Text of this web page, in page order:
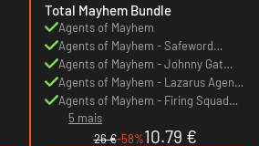
Total Mayhem Bundle
Agents of Mayhem
Agents of Mayhem - Safeword
Agent Pack
Agents of Mayhem - Johnny Gat
Agent Pack
Agents of Mayhem - Lazarus Agent
Pack
Agents of Mayhem - Firing Squad
Skins Pack
5 mais
26 €-58%10.79 €